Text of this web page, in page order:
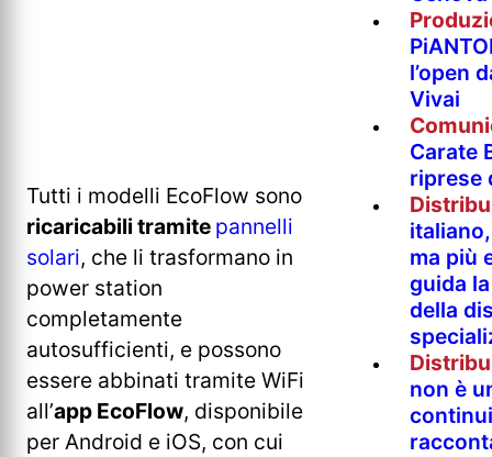
Tutti i modelli EcoFlow sono
ricaricabili tramite pannelli
solari, che li trasformano in
power station
completamente
autosufficienti, e possono
essere abbinati tramite WiFi
all’app EcoFlow, disponibile
per Android e iOS, con cui
l’open
Vivai
Carate
riprese
ma più
guida
della
non è